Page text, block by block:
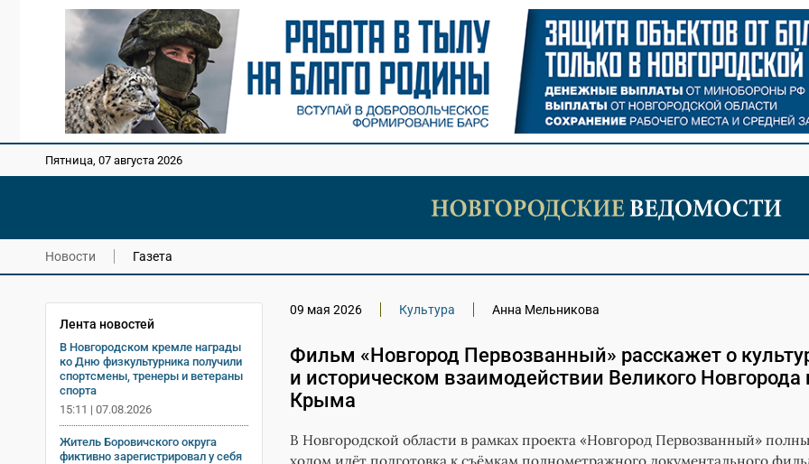
Пятница, 07 августа 2026
Новости Газета
Лента новостей
В Новгородском кремле награды
ко Дню физкультурника получили
спортсмены, тренеры и ветераны
спорта
15:11 | 07.08.2026
Житель Боровичского округа
фиктивно зарегистрировал у себя
09 мая 2026 Культура Анна Мельникова
Фильм «Новгород Первозванный» расскажет о
и историческом взаимодействии Великого Новгорода
Крыма
В Новгородской области в рамках проекта «Новгород Первозванный»
ходом идёт подготовка к съёмкам полнометражного документального